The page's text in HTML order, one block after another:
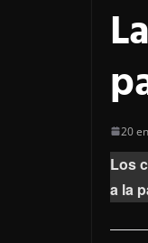
20
Los
a la